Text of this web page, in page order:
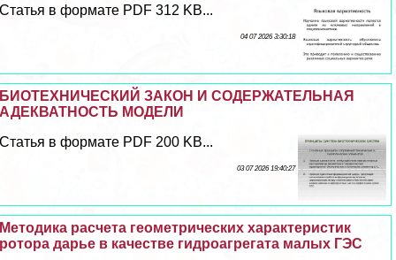
Статья в формате PDF 312 KB...
04 07 2026 3:30:18
БИОТЕХНИЧЕСКИЙ ЗАКОН И СОДЕРЖАТЕЛЬНАЯ
АДЕКВАТНОСТЬ МОДЕЛИ
Статья в формате PDF 200 KB...
03 07 2026 19:40:27
Методика расчета геометрических хаpaктеристик
ротора дарье в качестве гидроагрегата малых ГЭС